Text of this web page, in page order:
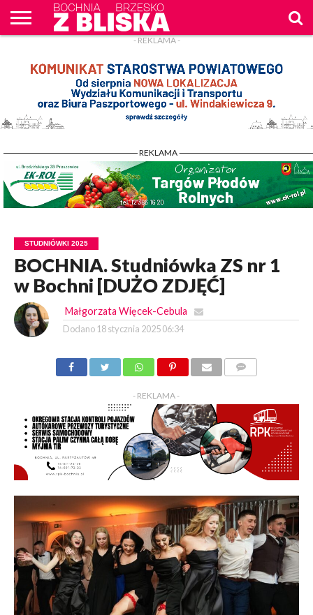
WPROST
REKLAM
- REKLAMA -
- REKLAMA -
STUDNIÓWKI 2025
BOCHNIA. Studniówka ZS nr 1
w Bochni [DUŻO ZDJĘĆ]
Małgorzata Więcek-Cebula
Dodano 18 stycznia 2025 06:34
- REKLAMA -